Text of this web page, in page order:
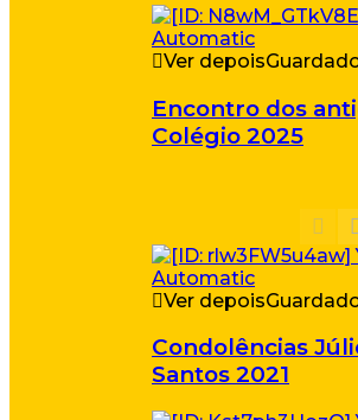
Ver depois
Encontro dos
Colégio 2025
Ver depois
Condolências
Santos 2021